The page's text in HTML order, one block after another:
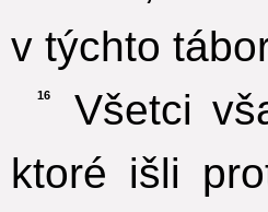
v týchto
16
Všetci
ktoré išli